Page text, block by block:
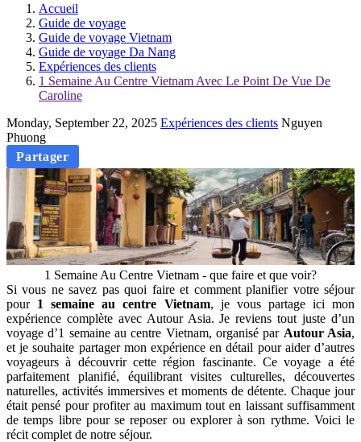
Accueil
Guide de voyage
Guide de voyage Vietnam
Guide de voyage Da Nang
Expériences des clients
1 Semaine Au Centre Vietnam Avec Le Point De Vue De
Caroline
Monday, September 22, 2025 Expériences des clients Nguyen
Phuong
Partager
1 Semaine Au Centre Vietnam - que faire et que voir?
Si vous ne savez pas quoi faire et comment planifier votre séjour
pour 1 semaine au centre Vietnam, je vous partage ici mon
expérience complète avec Autour Asia. Je reviens tout juste d’un
voyage d’1 semaine au centre Vietnam, organisé par Autour Asia,
et je souhaite partager mon expérience en détail pour aider d’autres
voyageurs à découvrir cette région fascinante. Ce voyage a été
parfaitement planifié, équilibrant visites culturelles, découvertes
naturelles, activités immersives et moments de détente. Chaque jour
était pensé pour profiter au maximum tout en laissant suffisamment
de temps libre pour se reposer ou explorer à son rythme. Voici le
récit complet de notre séjour.